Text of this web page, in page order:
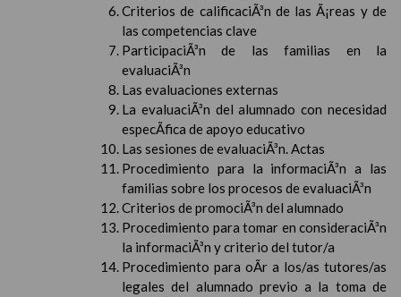
Criterios de calificaciÃ³n de las Ã¡reas y de
las competencias clave
ParticipaciÃ³n de las familias en la
evaluaciÃ³n
Las evaluaciones externas
La evaluaciÃ³n del alumnado con necesidad
especÃ­fica de apoyo educativo
Las sesiones de evaluaciÃ³n. Actas
Procedimiento para la informaciÃ³n a las
familias sobre los procesos de evaluaciÃ³n
Criterios de promociÃ³n del alumnado
Procedimiento para tomar en consideraciÃ³n
la informaciÃ³n y criterio del tutor/a
Procedimiento para oÃ­r a los/as tutores/as
legales del alumnado previo a la toma de